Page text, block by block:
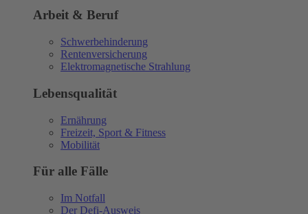
Arbeit & Beruf
Schwerbehinderung
Rentenversicherung
Elektromagnetische Strahlung
Lebensqualität
Ernährung
Freizeit, Sport & Fitness
Mobilität
Für alle Fälle
Im Notfall
Der Defi-Ausweis